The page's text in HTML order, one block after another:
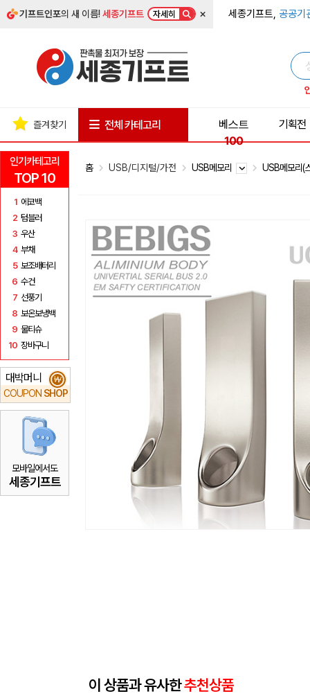
기프트인포의 새 이름!세종기프트 자세히 × 세종기프트, 공공기
인기카테고리
TOP 10
1 에코백
2 텀블러
3 우산
4 부채
5 보조배터리
6 수건
7 선풍기
8 보온보냉백
9 물티슈
10 장바구니
대박머니
COUPON SHOP
₩
모바일에서도
세종기프트
즐겨찾기 전체 카테고리
베스트
100
기획전
홈 USB/디지털/가전 USB메모리 USB메모리(
이 상품과 유사한추천상품